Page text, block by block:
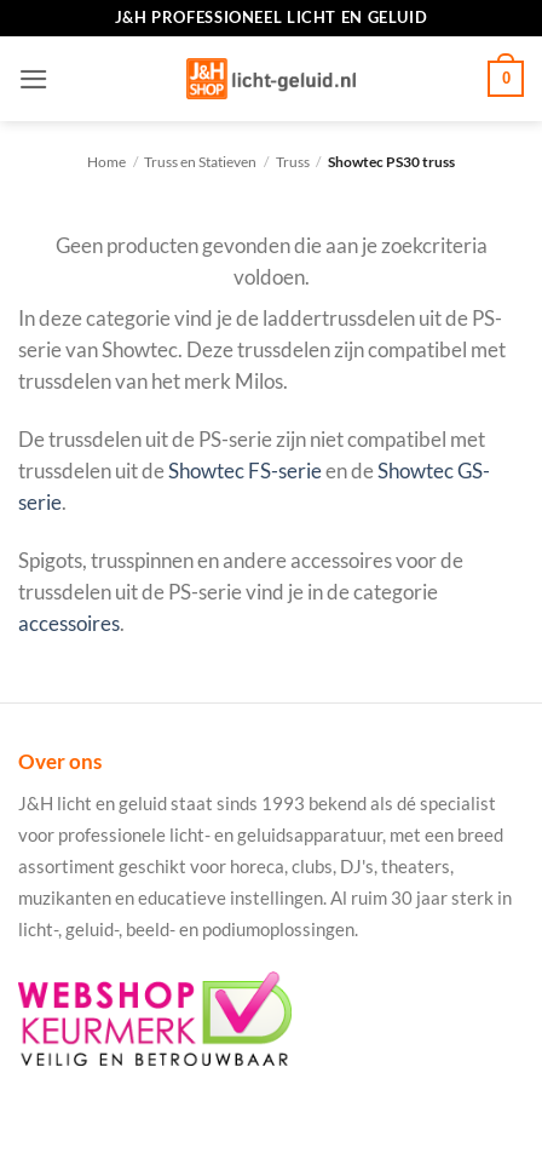
inhoud
J&H PROFESSIONEEL LICHT EN GELUID
0
Home / Truss en Statieven / Truss / Showtec PS30 truss
Geen producten gevonden die aan je zoekcriteria
voldoen.
In deze categorie vind je de laddertrussdelen uit de PS-
serie van Showtec. Deze trussdelen zijn compatibel met
trussdelen van het merk Milos.
De trussdelen uit de PS-serie zijn niet compatibel met
trussdelen uit deShowtec FS-serieen deShowtec GS-
serie.
Spigots, trusspinnen en andere accessoires voor de
trussdelen uit de PS-serie vind je in de categorie
accessoires.
Over ons
J&H licht en geluid staat sinds 1993 bekend als dé specialist
voor professionele licht- en geluidsapparatuur, met een breed
assortiment geschikt voor horeca, clubs, DJ's, theaters,
muzikanten en educatieve instellingen. Al ruim 30 jaar sterk in
licht-, geluid-, beeld- en podiumoplossingen.